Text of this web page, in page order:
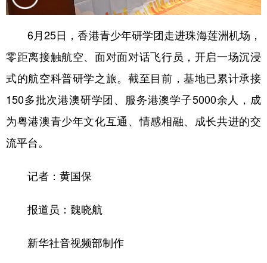
学术中国 乡村振兴 银龄 溯源中国
城市 旅游 能源 会展
公益 一带一路 亚太网 上市公司
文化产业
辽宁 吉林
浙江 安徽
6月25日，香港青少年研学团走进珠海莲洲机场，
零距离接触航空、面对面对话飞行员，开启一场沉浸
式的航空科普研学之旅。截至目前，基地已累计承接
150多批次港澳研学团、服务港澳学子5000余人，成
为粤港澳青少年文化互通、情感相融、成长共进的交
流平台。
记者：黄国保
报道员：魏晓航
新华社音视频部制作